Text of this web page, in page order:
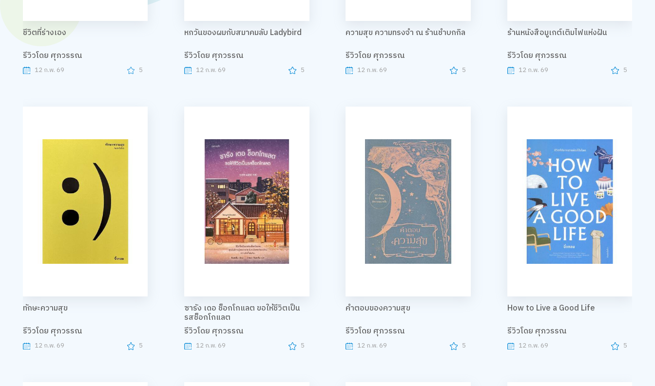
ชีวิตที่ร่างเอง
รีวิวโดย ศุภวรรณ
12 ก.พ. 69 5
หกวันของผมกับสมาคมลับ Ladybird
รีวิวโดย ศุภวรรณ
12 ก.พ. 69 5
ความสุข ความทรงจำ ณ ร้านชำบกกิล
รีวิวโดย ศุภวรรณ
12 ก.พ. 69 5
ร้านหนังสือมูเกต์เติมไฟแห่งฝัน
รีวิวโดย ศุภวรรณ
12 ก.พ. 69 5
ทักษะความสุข
รีวิวโดย ศุภวรรณ
12 ก.พ. 69 5
ซารัง เดอ ช็อกโกแลต ขอให้ชีวิตเป็น
รสช็อกโกแลต
รีวิวโดย ศุภวรรณ
12 ก.พ. 69 5
คำตอบของความสุข
รีวิวโดย ศุภวรรณ
12 ก.พ. 69 5
How to Live a Good Life
รีวิวโดย ศุภวรรณ
12 ก.พ. 69 5